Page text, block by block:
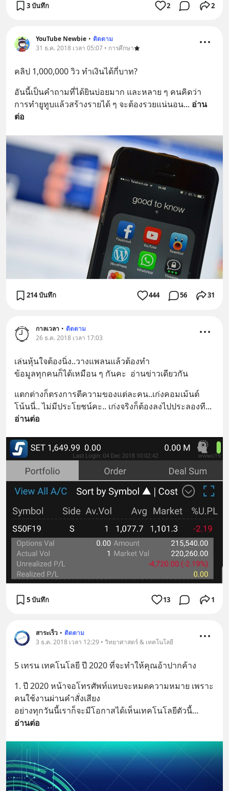
3 บันทึก 2 2
YouTube Newbie • ติดตาม
31 ธ.ค. 2018 เวลา 05:07 • การศึกษา
คลิป 1,000,000 วิว ทำเงินได้กี่บาท?
อันนี้เป็นคำถามที่ได้ยินบ่อยมาก และหลาย ๆ คนคิดว่า
การทำยูทูบแล้วสร้างรายได้ ๆ จะต้องรวยแน่นอน... อ่าน
ต่อ
214 บันทึก 444 56 31
กาลเวลา • ติดตาม
26 ธ.ค. 2018 เวลา 17:03
เล่นหุ้นใจต้องนิ่ง..วางแพลนแล้วต้องทำ
ข้อมูลทุกคนก็ได้เหมือน ๆ กันคะ  อ่านข่าวเดียวกัน
แตกต่างก็ตรงการตีความของแต่ละคน..เก่งคอมเม้นต์
โน้นนี่.. ไม่มีประโยชน์คะ.. เก่งจริงก็ต้องลงไปประลองที
อ่านต่อ
5 บันทึก 13 1
สาระเร็ว • ติดตาม
3 ธ.ค. 2018 เวลา 12:29 • วิทยาศาสตร์ & เทคโนโลยี
5 เทรน เทคโนโลยี ปี 2020 ที่จะทำให้คุณอ้าปากค้าง
1. ปี 2020 หน้าจอโทรศัพท์แทบจะหมดความหมาย เพราะ
คนใช้งานผ่านคำสั่งเสียง
อย่างทุกวันนี้เราก็จะมีโอกาสได้เห็นเทคโนโลยีตัวนี้
อ่านต่อ